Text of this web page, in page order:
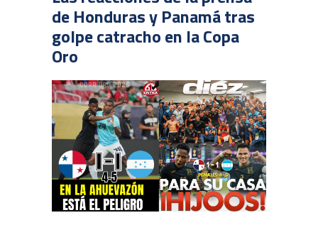
de Honduras y Panamá tras
golpe catracho en la Copa
Oro